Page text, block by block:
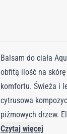
Balsam do ciała
obfitą ilość na
komfortu. Świeża i
cytrusowa
piżmowych drzew.
gładką, sprężystą i
Czytaj więcej